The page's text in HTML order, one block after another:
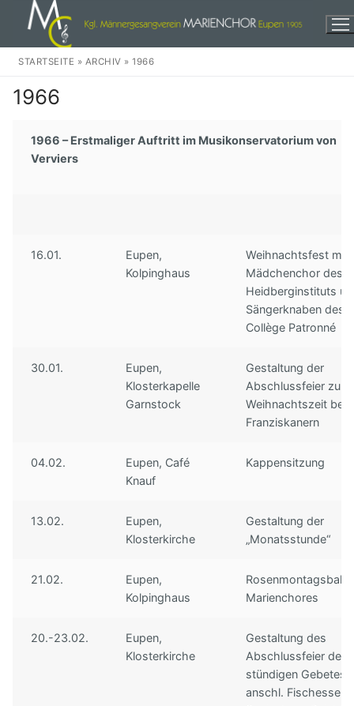
Inhalt
springen
Herzlich Willkommen!
Unser Vorstand
Hörproben
Freunde
STARTSEITE » ARCHIV »1966
1966
1966 – Erstmaliger Auftritt im Musikonservatorium von
Verviers
16.01.
Eupen,
Kolpinghaus
Weihnachtsfest mit
Mädchenchor des
Heidberginstituts
Sängerknaben des
Collège Patronné
30.01.
Eupen,
Klosterkapelle
Garnstock
Gestaltung der
Abschlussfeier zur
Weihnachtszeit bei
Franziskanern
04.02.
Eupen, Café
Knauf
Kappensitzung
13.02.
Eupen,
Klosterkirche
Gestaltung der
„Monatsstunde“
21.02.
Eupen,
Kolpinghaus
Rosenmontagsball
Marienchores
20.-23.02.
Eupen,
Klosterkirche
Gestaltung des
Abschlussfeier des
stündigen Gebetes
anschl. Fischessen